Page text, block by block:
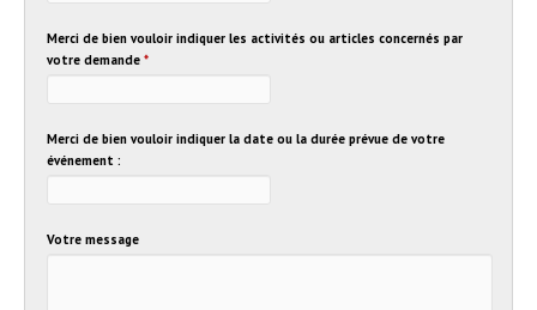
Merci de bien vouloir indiquer les activités ou articles concernés par
votre demande *
Merci de bien vouloir indiquer la date ou la durée prévue de votre
événement :
Votre message